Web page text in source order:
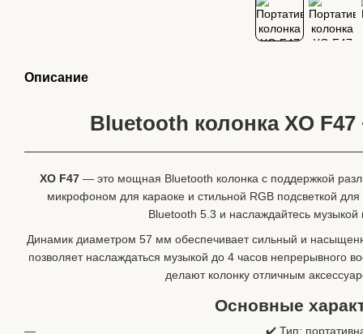
Описание
Bluetooth колонка XO
XO F47 — это мощная Bluetooth колонка с поддержкой
микрофоном для караоке и стильной RGB подсветкой
Bluetooth 5.3 и наслаждайтесь
Динамик диаметром 57 мм обеспечивает сильный и
позволяет наслаждаться музыкой до 4 часов непрерывного
делают колонку отличным
Основные
✔️ Тип: